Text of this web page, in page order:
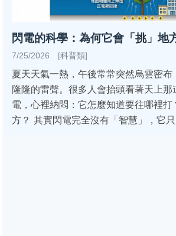
閃電的科學：為何它會「挑」地
7/25/2026 [科普類]
夏天天氣一熱，午後常常突然烏雲密
隆隆的雷聲。很多人會抬頭看著天上那
電，心裡納悶：它怎麼知道要往哪裡
方？ 其實閃電完全沒有「智慧」，它